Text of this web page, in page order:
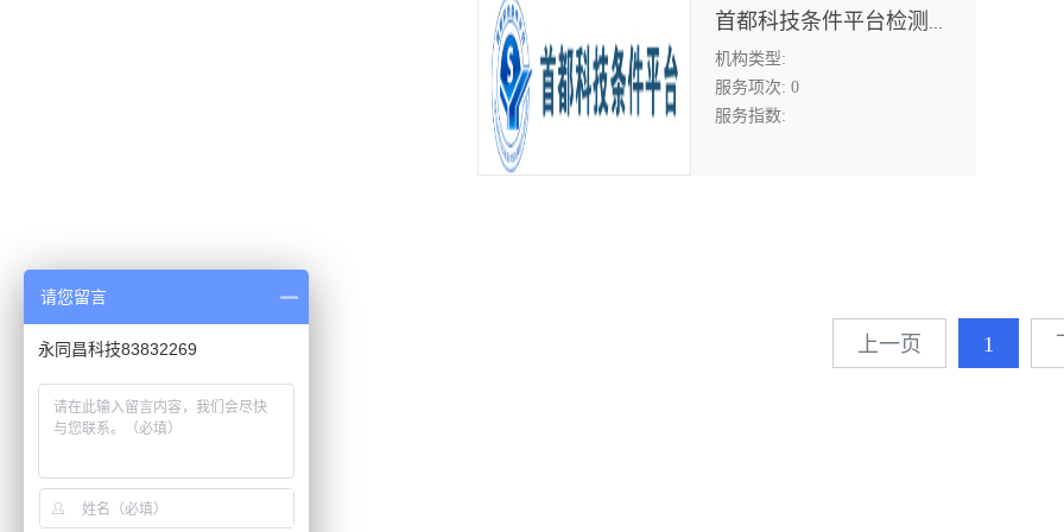
首都科技条件平台检测与认证领域中心
机构类型:
服务项次: 0
服务指数:
上一页 1
请您留言
永同昌科技83832269